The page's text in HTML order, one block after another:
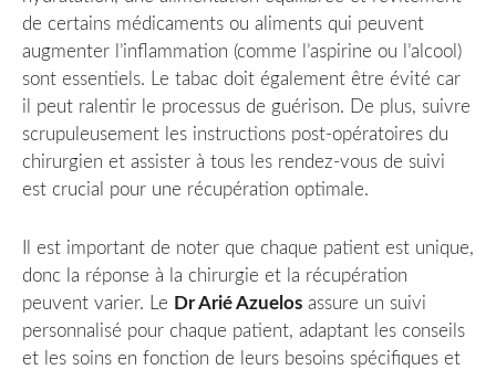
de certains médicaments ou aliments qui peuvent
augmenter l’inflammation (comme l’aspirine ou l’alcool)
sont essentiels. Le tabac doit également être évité car
il peut ralentir le processus de guérison. De plus, suivre
scrupuleusement les instructions post-opératoires du
chirurgien et assister à tous les rendez-vous de suivi
est crucial pour une récupération optimale.
Il est important de noter que chaque patient est unique,
donc la réponse à la chirurgie et la récupération
peuvent varier. Le Dr Arié Azuelos assure un suivi
personnalisé pour chaque patient, adaptant les conseils
et les soins en fonction de leurs besoins spécifiques et